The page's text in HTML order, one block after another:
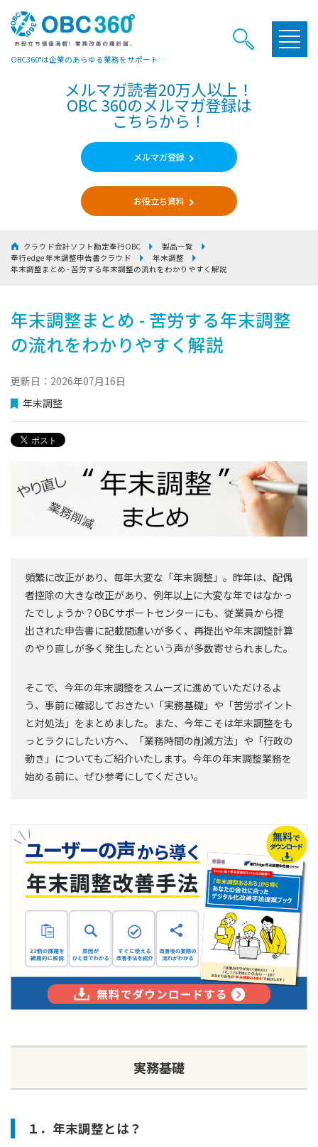
OBC360°は企業のあらゆる業務をサポートするヒントやお役立ち情報をご提供しています
メルマガ読者20万人以上！
OBC 360のメルマガ登録は
こちらから！
メルマガ登録
お役立ち資料
クラウド会計ソフト勘定奉行OBC
製品一覧
奉行edge 年末調整申告書クラウド
年末調整
年末調整まとめ - 苦労する年末調整の流れをわかりやすく解説
年末調整まとめ - 苦労する年末調整
の流れをわかりやすく解説
更新日：2026年07月16日
年末調整
頻繁に改正があり、毎年大変な「年末調整」。昨年は、配偶
者控除の大きな改正があり、例年以上に大変な年ではなかっ
たでしょうか？OBCサポートセンターにも、従業員から提
出された申告書に記載間違いが多く、再提出や年末調整計算
のやり直しが多く発生したという声が多数寄せられました。
そこで、今年の年末調整をスムーズに進めていただけるよ
う、事前に確認しておきたい「実務基礎」や「苦労ポイント
と対処法」をまとめました。また、今年こそは年末調整をも
っとラクにしたい方へ、「業務時間の削減方法」や「行政の
動き」についてもご紹介いたします。今年の年末調整業務を
始める前に、ぜひ参考にしてください。
実務基礎
１．年末調整とは？